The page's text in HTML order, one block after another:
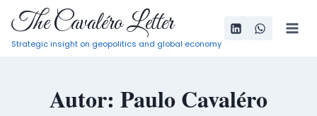
Pular
paraThe Cavaléro Letter
Strategic insight on geopolitics and global economy
Autor: Paulo Cavaléro